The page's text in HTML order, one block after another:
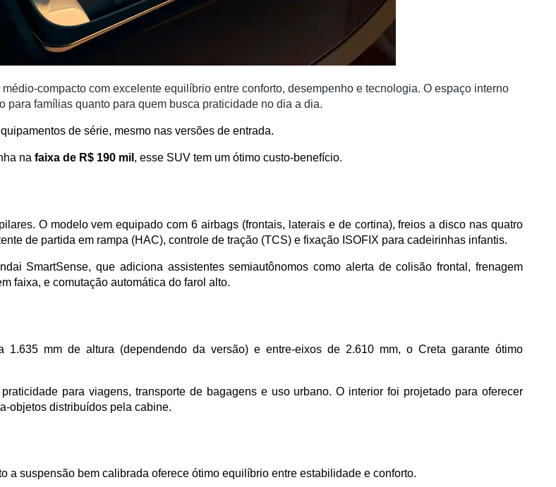
compacto com excelente equilíbrio entre conforto, desempenho e tecnologia. O espaço interno
famílias quanto para quem busca praticidade no dia a dia.
de série, mesmo nas versões de entrada.
na faixa de R$ 190 mil , esse SUV tem um ótimo custo-benefício.
O modelo vem equipado com 6 airbags (frontais, laterais e de cortina), freios a disco nas quatro
de partida em rampa (HAC), controle de tração (TCS) e fixação ISOFIX para cadeirinhas infantis.
SmartSense, que adiciona assistentes semiautônomos como alerta de colisão frontal, frenagem
faixa, e comutação automática do farol alto.
mm de altura (dependendo da versão) e entre-eixos de 2.610 mm, o Creta garante ótimo
para viagens, transporte de bagagens e uso urbano. O interior foi projetado para oferecer
objetos distribuídos pela cabine.
suspensão bem calibrada oferece ótimo equilíbrio entre estabilidade e conforto.